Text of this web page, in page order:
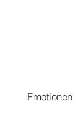
Emotionen